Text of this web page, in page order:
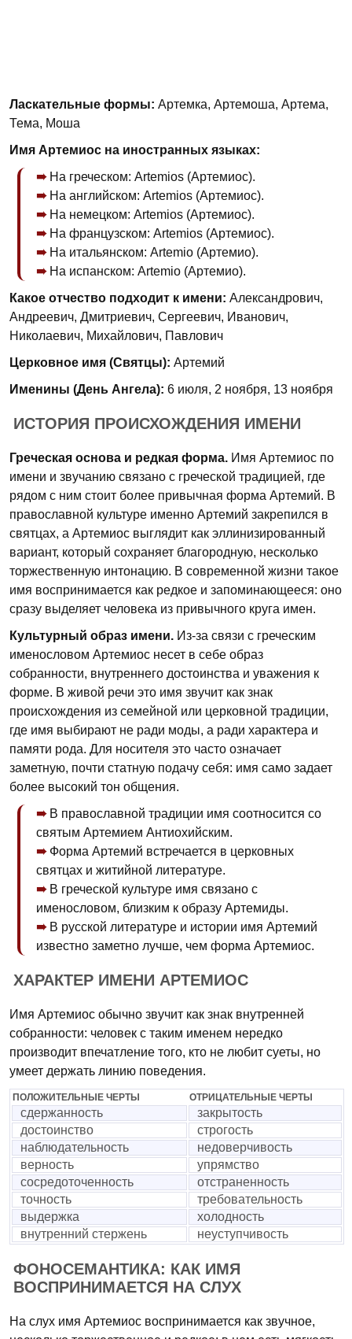
Ласкательные формы: Артемка, Артемоша, Артема,
Тема, Моша
Имя Артемиос на иностранных языках:
На греческом: Artemios (Артемиос).
На английском: Artemios (Артемиос).
На немецком: Artemios (Артемиос).
На французском: Artemios (Артемиос).
На итальянском: Artemio (Артемио).
На испанском: Artemio (Артемио).
Какое отчество подходит к имени: Александрович,
Андреевич, Дмитриевич, Сергеевич, Иванович,
Николаевич, Михайлович, Павлович
Церковное имя (Святцы): Артемий
Именины (День Ангела): 6 июля, 2 ноября, 13 ноября
ИСТОРИЯ ПРОИСХОЖДЕНИЯ ИМЕНИ
Греческая основа и редкая форма. Имя Артемиос по
имени и звучанию связано с греческой традицией, где
рядом с ним стоит более привычная форма Артемий. В
православной культуре именно Артемий закрепился в
святцах, а Артемиос выглядит как эллинизированный
вариант, который сохраняет благородную, несколько
торжественную интонацию. В современной жизни такое
имя воспринимается как редкое и запоминающееся: оно
сразу выделяет человека из привычного круга имен.
Культурный образ имени. Из-за связи с греческим
именословом Артемиос несет в себе образ
собранности, внутреннего достоинства и уважения к
форме. В живой речи это имя звучит как знак
происхождения из семейной или церковной традиции,
где имя выбирают не ради моды, а ради характера и
памяти рода. Для носителя это часто означает
заметную, почти статную подачу себя: имя само задает
более высокий тон общения.
В православной традиции имя соотносится со
святым Артемием Антиохийским.
Форма Артемий встречается в церковных
святцах и житийной литературе.
В греческой культуре имя связано с
именословом, близким к образу Артемиды.
В русской литературе и истории имя Артемий
известно заметно лучше, чем форма Артемиос.
ХАРАКТЕР ИМЕНИ АРТЕМИОС
Имя Артемиос обычно звучит как знак внутренней
собранности: человек с таким именем нередко
производит впечатление того, кто не любит суеты, но
умеет держать линию поведения.
ПОЛОЖИТЕЛЬНЫЕ ЧЕРТЫ ОТРИЦАТЕЛЬНЫЕ ЧЕРТЫ
сдержанность
закрытость
достоинство
строгость
наблюдательность
недоверчивость
верность
упрямство
сосредоточенность
отстраненность
точность
требовательность
выдержка
холодность
внутренний стержень
неуступчивость
ФОНОСЕМАНТИКА: КАК ИМЯ
ВОСПРИНИМАЕТСЯ НА СЛУХ
На слух имя Артемиос воспринимается как звучное,